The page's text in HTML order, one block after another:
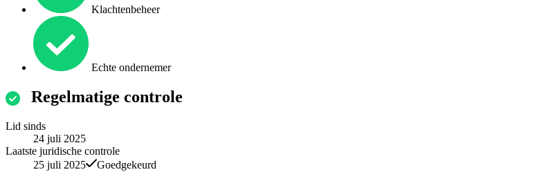
Klachtenbeheer
Echte ondernemer
Regelmatige controle
Lid sinds
24 juli 2025
Laatste juridische controle
25 juli 2025
Goedgekeurd